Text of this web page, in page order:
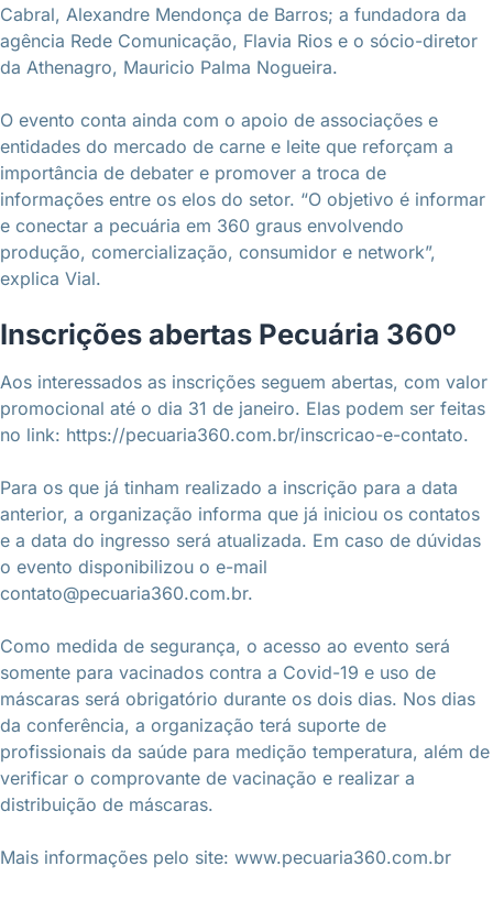
Cabral, Alexandre Mendonça de Barros; a fundadora da
agência Rede Comunicação, Flavia Rios e o sócio-diretor
da Athenagro, Mauricio Palma Nogueira.
O evento conta ainda com o apoio de associações e
entidades do mercado de carne e leite que reforçam a
importância de debater e promover a troca de
informações entre os elos do setor. “O objetivo é informar
e conectar a pecuária em 360 graus envolvendo
produção, comercialização, consumidor e network”,
explica Vial.
Inscrições abertas Pecuária 360º
Aos interessados as inscrições seguem abertas, com valor
promocional até o dia 31 de janeiro. Elas podem ser feitas
no link: https://pecuaria360.com.br/inscricao-e-contato.
Para os que já tinham realizado a inscrição para a data
anterior, a organização informa que já iniciou os contatos
e a data do ingresso será atualizada. Em caso de dúvidas
o evento disponibilizou o e-mail
contato@pecuaria360.com.br.
Como medida de segurança, o acesso ao evento será
somente para vacinados contra a Covid-19 e uso de
máscaras será obrigatório durante os dois dias. Nos dias
da conferência, a organização terá suporte de
profissionais da saúde para medição temperatura, além de
verificar o comprovante de vacinação e realizar a
distribuição de máscaras.
Mais informações pelo site: www.pecuaria360.com.br